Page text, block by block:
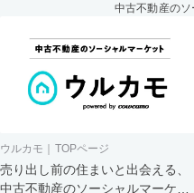
中古不動産のソ
ウルカモ｜TOPページ
売り出し前の住まいと出会える、
中古不動産のソーシャルマーケッ